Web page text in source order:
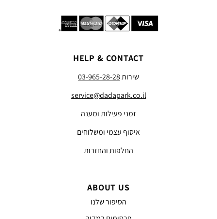
HELP & CONTACT
שירות03-965-28-28
service@dadapark.co.il
זמני פעילות ומענה
איסוף עצמי ומשלוחים
החלפות והחזרות
ABOUT US
הסיפור שלנו